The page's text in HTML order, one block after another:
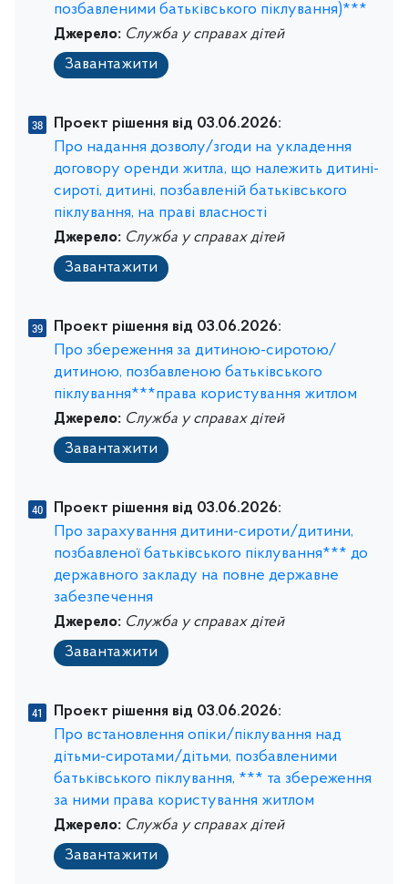
позбавленими батьківського піклування)***
Джерело: Служба у справах дітей
Завантажити
Проект рішення від 03.06.2026:
Про надання дозволу/згоди на укладення
договору оренди житла, що належить дитині-
сироті, дитині, позбавленій батьківського
піклування, на праві власності
Джерело: Служба у справах дітей
Завантажити
Проект рішення від 03.06.2026:
Про збереження за дитиною-сиротою/
дитиною, позбавленою батьківського
піклування***права користування житлом
Джерело: Служба у справах дітей
Завантажити
Проект рішення від 03.06.2026:
Про зарахування дитини-сироти/дитини,
позбавленої батьківського піклування*** до
державного закладу на повне державне
забезпечення
Джерело: Служба у справах дітей
Завантажити
Проект рішення від 03.06.2026:
Про встановлення опіки/піклування над
дітьми-сиротами/дітьми, позбавленими
батьківського піклування, *** та збереження
за ними права користування житлом
Джерело: Служба у справах дітей
Завантажити